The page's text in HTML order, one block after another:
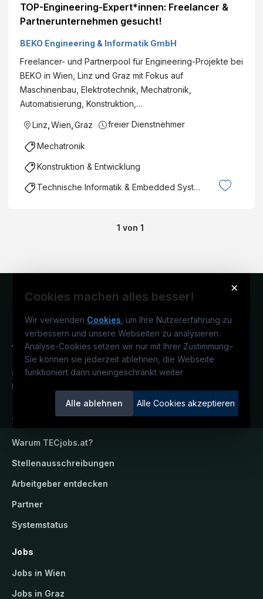
TOP-Engineering-Expert*innen: Freelancer &
Partnerunternehmen gesucht!
BEKO Engineering & Informatik GmbH
Freelancer- und Partnerpool für Engineering-Projekte bei
BEKO in Wien, Linz und Graz mit Fokus auf
Maschinenbau, Elektrotechnik, Mechatronik,
Automatisierung, Konstruktion,…
Linz Wien Graz freier Dienstnehmer
Mechatronik
Konstruktion & Entwicklung
Technische Informatik & Embedded Systems
1 von 1
×
Cookies machen alles besser!
Wir verwenden Cookies , um Ihre Nutzererfahrung zu
verbessern und unsere Webseiten zu analysieren.
Analyse-Cookies setzen wir nur mit Ihrer Zustimmung–
Sie können sie jederzeit ablehnen, die Webseite
funktioniert dann uneingeschränkt weiter
Alle ablehnen Alle Cookies akzeptieren
Österreichs technisches Karriereportal.
Ein Service der candidatis GmbH.
TECjobs.at
Warum TECjobs.at?
Stellenausschreibungen
Arbeitgeber entdecken
Partner
Systemstatus
Jobs
Jobs in Wien
Jobs in Graz